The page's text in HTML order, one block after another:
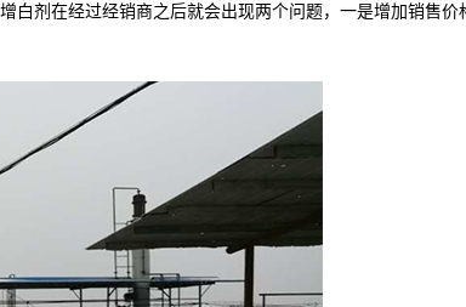
白剂在经过经销商之后就会出现两个问题，一是增加销售价